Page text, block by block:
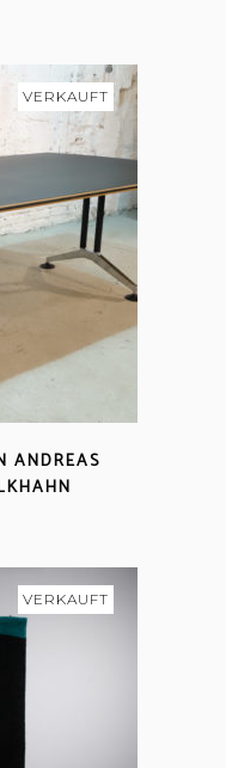
VERKAUFT
S
VERKAUFT